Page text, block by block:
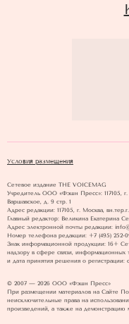
Условия размещения
Сетевое издание THE VOICEMAG
Учредитель ООО «Фэшн Пресс»: 117105,
Варшавское, д. 9 стр. 1
Адрес редакции: 117105, г. Москва,
Главный редактор: Великина Екатерина
Адрес электронной почты редакции:
Номер телефона редакции: +7 (495) 252-
Знак информационной продукции: 16+
надзору в сфере связи, информационных
и дата принятия решения о
© 2007 — 2026 ООО «Фэшн Пресс»
При размещении материалов на Сайте
неисключительные права на
произведений, а также на демонстрацию